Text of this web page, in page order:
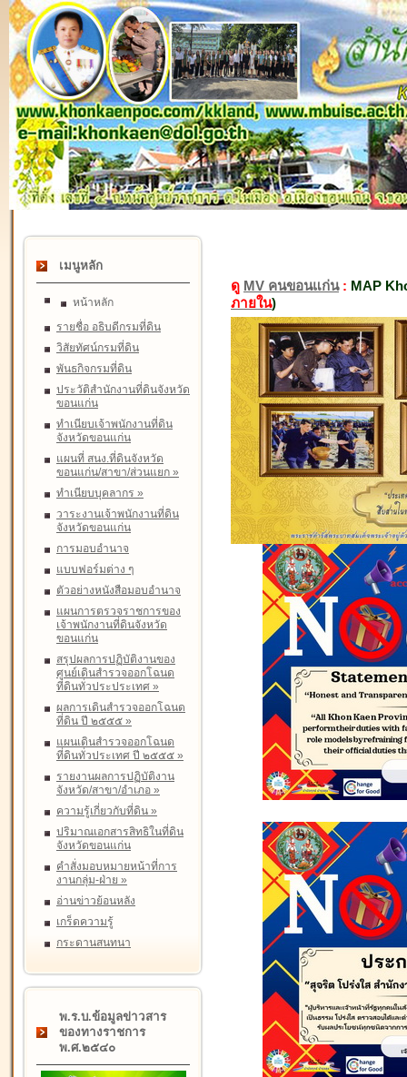
เมนูหลัก
หน้าหลัก
รายชื่อ อธิบดีกรมที่ดิน
วิสัยทัศน์กรมที่ดิน
พันธกิจกรมที่ดิน
ประวัติสำนักงานที่ดินจังหวัด
ขอนแก่น
ทำเนียบเจ้าพนักงานที่ดิน
จังหวัดขอนแก่น
แผนที่ สนง.ที่ดินจังหวัด
ขอนแก่น/สาขา/ส่วนแยก »
ทำเนียบบุคลากร »
วาระงานเจ้าพนักงานที่ดิน
จังหวัดขอนแก่น
การมอบอำนาจ
แบบฟอร์มต่าง ๆ
ตัวอย่างหนังสือมอบอำนาจ
แผนการตรวจราชการของ
เจ้าพนักงานที่ดินจังหวัด
ขอนแก่น
สรุปผลการปฏิบัติงานของ
ศูนย์เดินสำรวจออกโฉนด
ที่ดินทั่วประประเทศ »
ผลการเดินสำรวจออกโฉนด
ที่ดิน ปี ๒๕๕๕ »
แผนเดินสำรวจออกโฉนด
ที่ดินทั่วประเทศ ปี ๒๕๕๕ »
รายงานผลการปฏิบัติงาน
จังหวัด/สาขา/อำเภอ »
ความรู้เกี่ยวกับที่ดิน »
ปริมาณเอกสารสิทธิในที่ดิน
จังหวัดขอนแก่น
คำสั่งมอบหมายหน้าที่การ
งานกลุ่ม-ฝ่าย »
อ่านข่าวย้อนหลัง
เกร็ดความรู้
กระดานสนทนา
พ.ร.บ.ข้อมูลข่าวสาร
ของทางราชการ
พ.ศ.๒๕๔๐
ดู MV คนขอนแก่น: MAP
ภายใน)